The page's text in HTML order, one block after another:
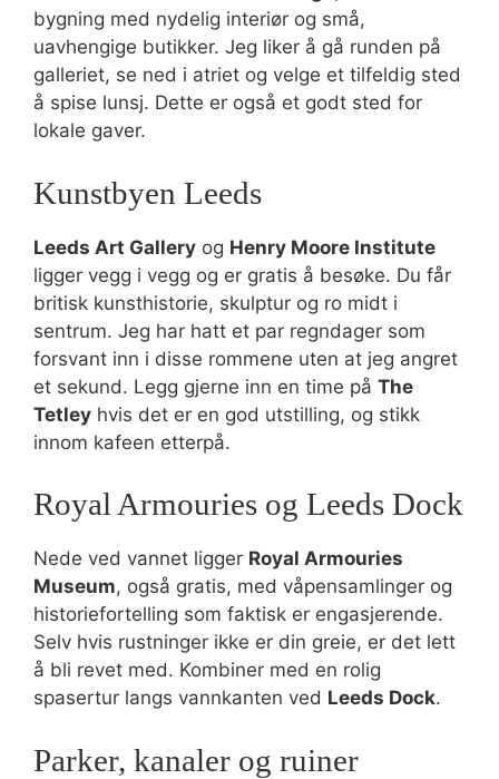
bygning med nydelig interiør og små,
uavhengige butikker. Jeg liker å gå runden på
galleriet, se ned i atriet og velge et tilfeldig sted
å spise lunsj. Dette er også et godt sted for
lokale gaver.
Kunstbyen Leeds
Leeds Art Gallery og Henry Moore Institute
ligger vegg i vegg og er gratis å besøke. Du får
britisk kunsthistorie, skulptur og ro midt i
sentrum. Jeg har hatt et par regndager som
forsvant inn i disse rommene uten at jeg angret
et sekund. Legg gjerne inn en time på The
Tetley hvis det er en god utstilling, og stikk
innom kafeen etterpå.
Royal Armouries og Leeds Dock
Nede ved vannet ligger Royal Armouries
Museum, også gratis, med våpensamlinger og
historiefortelling som faktisk er engasjerende.
Selv hvis rustninger ikke er din greie, er det lett
å bli revet med. Kombiner med en rolig
spasertur langs vannkanten ved Leeds Dock.
Parker, kanaler og ruiner